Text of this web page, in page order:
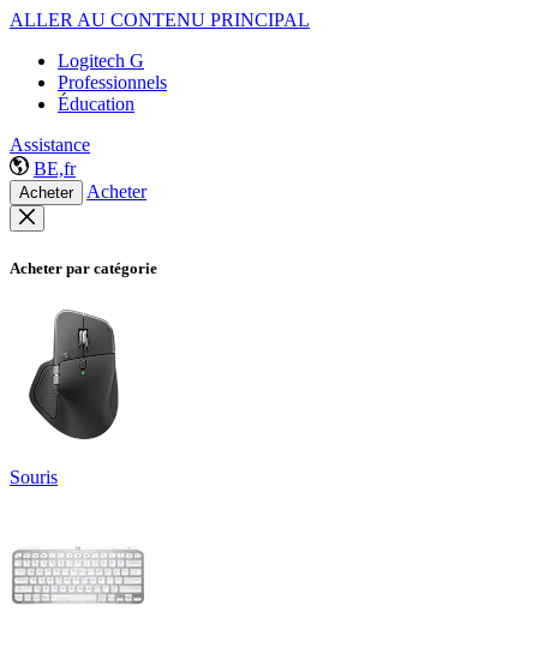
ALLER AU CONTENU PRINCIPAL
Logitech G
Professionnels
Éducation
Assistance
BE,fr
Acheter Acheter
Acheter par catégorie
Souris